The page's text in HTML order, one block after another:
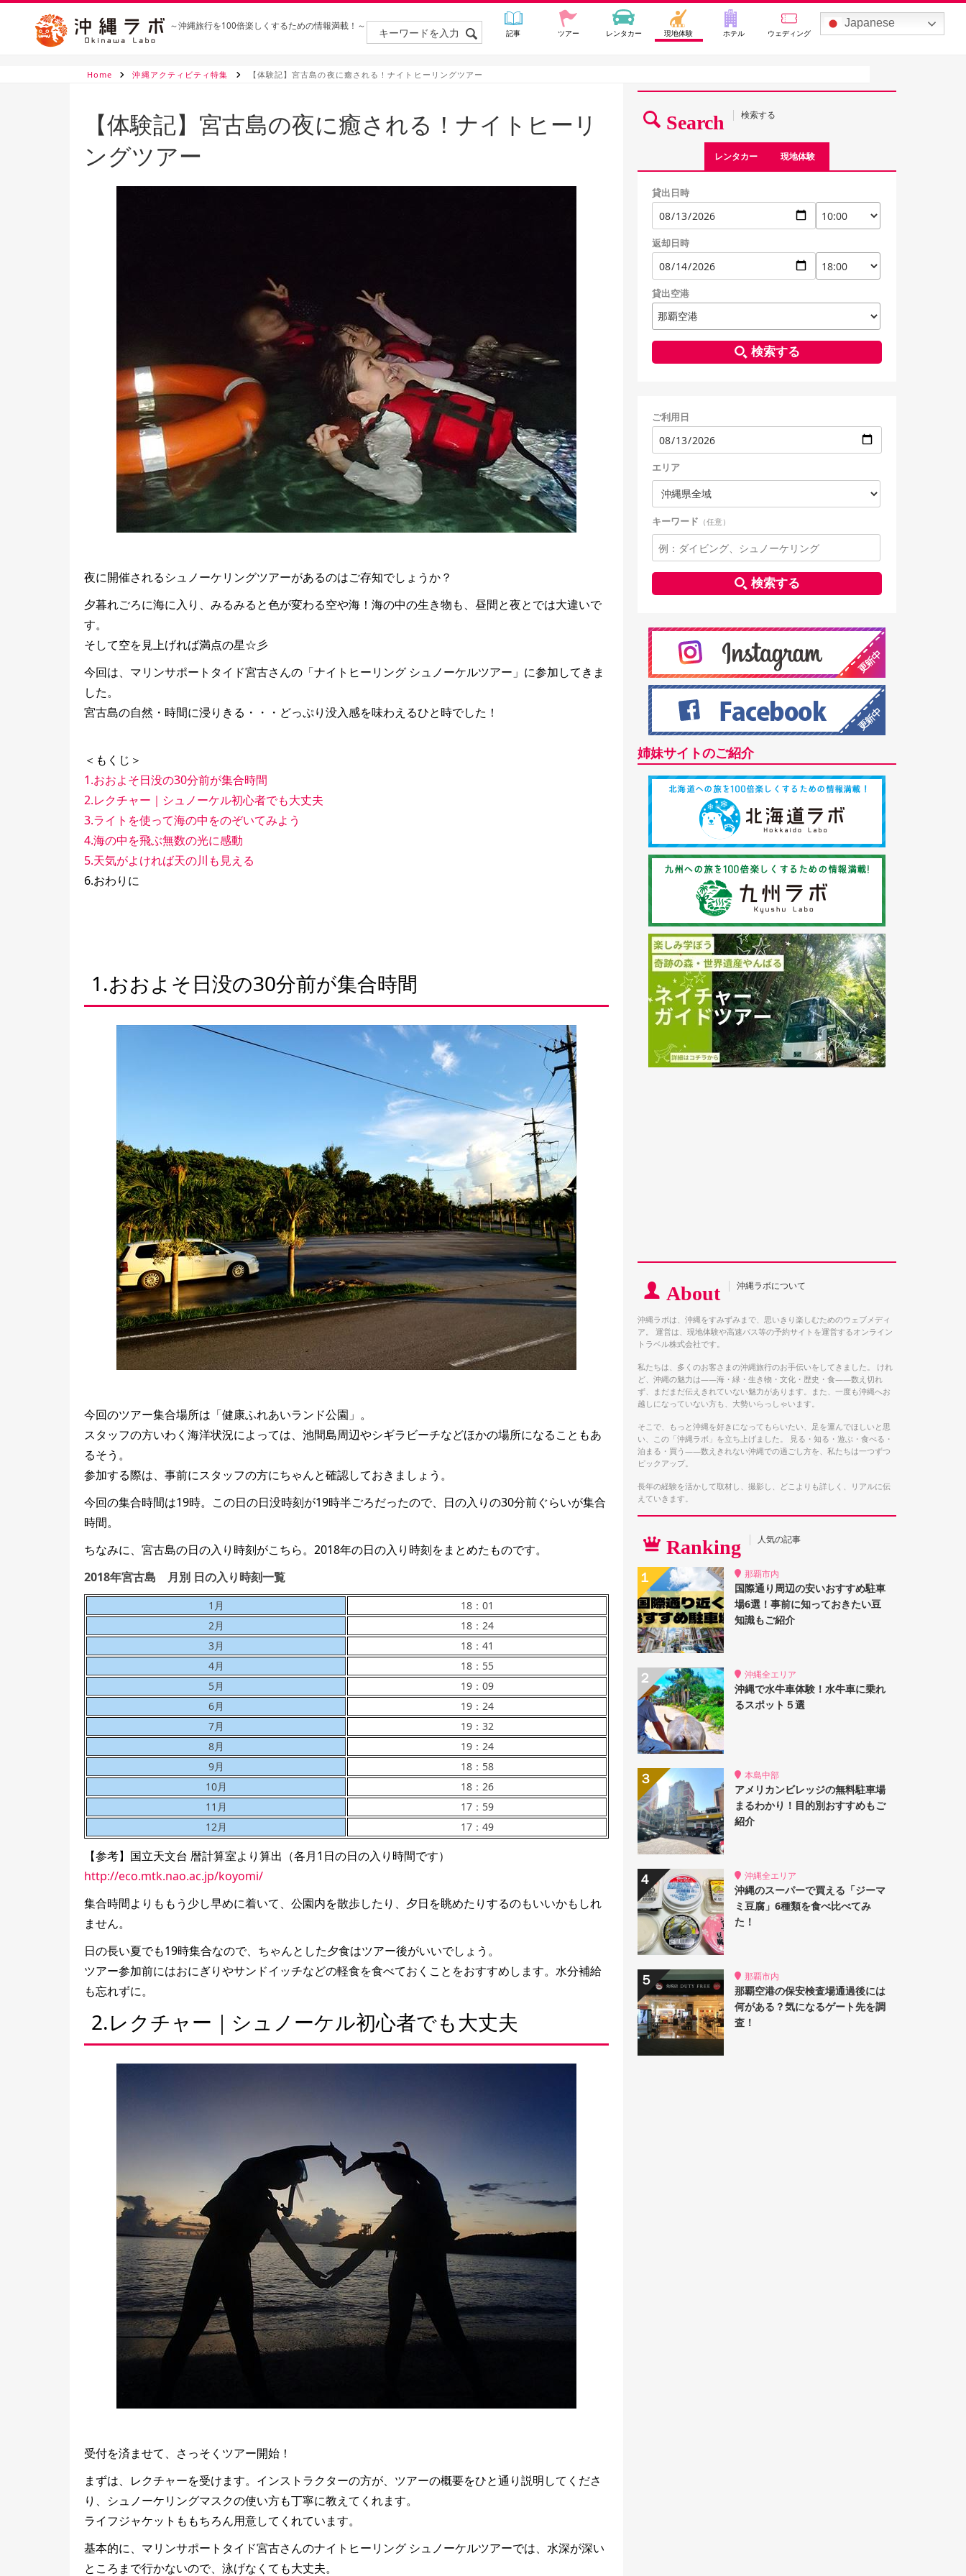
～沖縄旅行を100倍楽しくするための情報満載！～ Japanese
記事 ツアー レンタカー 現地体験 ホテル ウェディング
Home 沖縄アクティビティ特集 【体験記】宮古島の夜に癒される！ナイトヒーリングツアー
【体験記】宮古島の夜に癒される！ナイトヒーリ
ングツアー
夜に開催されるシュノーケリングツアーがあるのはご存知でしょうか？
夕暮れごろに海に入り、みるみると色が変わる空や海！海の中の生き物も、昼間と夜とでは大違いで
す。
そして空を見上げれば満点の星☆彡
今回は、マリンサポートタイド宮古さんの「ナイトヒーリング シュノーケルツアー」に参加してきま
した。
宮古島の自然・時間に浸りきる・・・どっぷり没入感を味わえるひと時でした！
＜もくじ＞
1.おおよそ日没の30分前が集合時間
2.レクチャー｜シュノーケル初心者でも大丈夫
3.ライトを使って海の中をのぞいてみよう
4.海の中を飛ぶ無数の光に感動
5.天気がよければ天の川も見える
6.おわりに
1.おおよそ日没の30分前が集合時間
今回のツアー集合場所は「健康ふれあいランド公園」。
スタッフの方いわく海洋状況によっては、池間島周辺やシギラビーチなどほかの場所になることもあ
るそう。
参加する際は、事前にスタッフの方にちゃんと確認しておきましょう。
今回の集合時間は19時。この日の日没時刻が19時半ごろだったので、日の入りの30分前ぐらいが集合
時間。
ちなみに、宮古島の日の入り時刻がこちら。2018年の日の入り時刻をまとめたものです。
2018年宮古島 月別 日の入り時刻一覧
1月
18：01
2月
18：24
3月
18：41
4月
18：55
5月
19：09
6月
19：24
7月
19：32
8月
19：24
9月
18：58
10月
18：26
11月
17：59
12月
17：49
【参考】国立天文台 暦計算室より算出（各月1日の日の入り時間です）
http://eco.mtk.nao.ac.jp/koyomi/
集合時間よりももう少し早めに着いて、公園内を散歩したり、夕日を眺めたりするのもいいかもしれ
ません。
日の長い夏でも19時集合なので、ちゃんとした夕食はツアー後がいいでしょう。
ツアー参加前にはおにぎりやサンドイッチなどの軽食を食べておくことをおすすめします。水分補給
も忘れずに。
2.レクチャー｜シュノーケル初心者でも大丈夫
受付を済ませて、さっそくツアー開始！
まずは、レクチャーを受けます。インストラクターの方が、ツアーの概要をひと通り説明してくださ
り、シュノーケリングマスクの使い方も丁寧に教えてくれます。
ライフジャケットももちろん用意してくれています。
基本的に、マリンサポートタイド宮古さんのナイトヒーリング シュノーケルツアーでは、水深が深い
ところまで行かないので、泳げなくても大丈夫。
Search 検索する
レンタカー 現地体験
貸出日時
返却日時
貸出空港
検索する
ご利用日
エリア
キーワード （任意）
検索する
姉妹サイトのご紹介
About 沖縄ラボについて
沖縄ラボは、沖縄をすみずみまで、思いきり楽しむためのウェブメディ
ア。 運営は、現地体験や高速バス等の予約サイトを運営するオンライン
トラベル株式会社です。
私たちは、多くのお客さまの沖縄旅行のお手伝いをしてきました。 けれ
ど、沖縄の魅力は――海・緑・生き物・文化・歴史・食――数え切れ
ず、まだまだ伝えきれていない魅力があります。また、一度も沖縄へお
越しになっていない方も、大勢いらっしゃいます。
そこで、もっと沖縄を好きになってもらいたい、足を運んでほしいと思
い、この「沖縄ラボ」を立ち上げました。 見る・知る・遊ぶ・食べる・
泊まる・買う――数えきれない沖縄での過ごし方を、私たちは一つずつ
ピックアップ。
長年の経験を活かして取材し、撮影し、どこよりも詳しく、リアルに伝
えていきます。
Ranking 人気の記事
那覇市内
国際通り周辺の安いおすすめ駐車
場6選！事前に知っておきたい豆
知識もご紹介
沖縄全エリア
沖縄で水牛車体験！水牛車に乗れ
るスポット５選
本島中部
アメリカンビレッジの無料駐車場
まるわかり！目的別おすすめもご
紹介
沖縄全エリア
沖縄のスーパーで買える「ジーマ
ミ豆腐」6種類を食べ比べてみ
た！
那覇市内
那覇空港の保安検査場通過後には
何がある？気になるゲート先を調
査！